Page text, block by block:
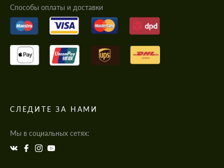
Cпособы оплаты и доставки
СЛЕДИТЕ ЗА НАМИ
Мы в социальных сетях: